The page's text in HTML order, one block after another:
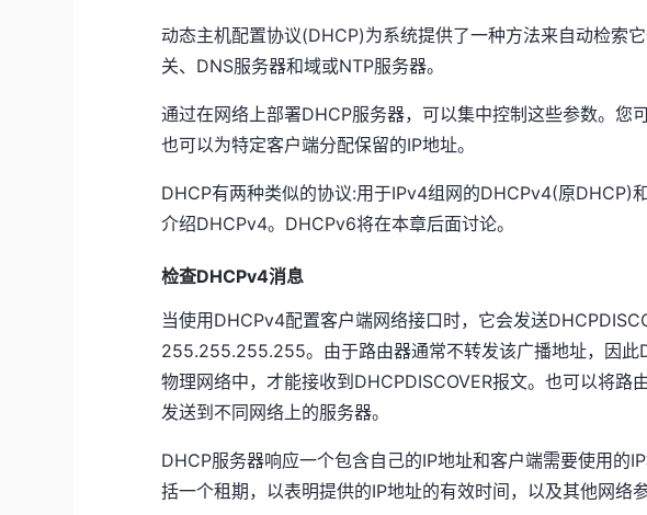
动态主机配置协议(DHCP)为系统提供了一种方法来自动检索
关、DNS服务器和域或NTP服务器。
通过在网络上部署DHCP服务器，可以集中控制这些参数。您
也可以为特定客户端分配保留的IP地址。
DHCP有两种类似的协议:用于IPv4组网的DHCPv4(原DHCP)
介绍DHCPv4。DHCPv6将在本章后面讨论。
检查DHCPv4消息
当使用DHCPv4配置客户端网络接口时，它会发送
255.255.255.255。由于路由器通常不转发该广播地址，因此
物理网络中，才能接收到DHCPDISCOVER报文。也可以将路
发送到不同网络上的服务器。
DHCP服务器响应一个包含自己的IP地址和客户端需要使用的
括一个租期，以表明提供的IP地址的有效时间，以及其他网络